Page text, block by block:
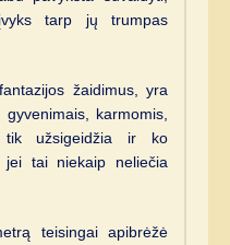
tarp jų trumpas
žaidimus, yra
karmomis,
tik užsigeidžia ir ko
jei tai niekaip neliečia
teisingai apibrėžė